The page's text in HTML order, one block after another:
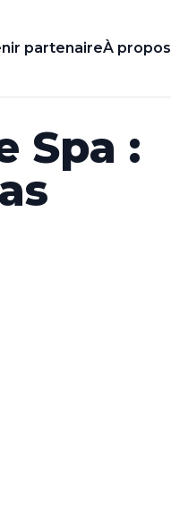
partenaireÀ propos
Spa :